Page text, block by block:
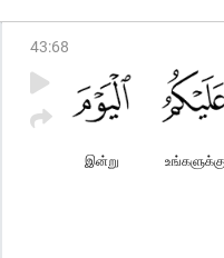
43:68
உங்களுக்கு
இன்று